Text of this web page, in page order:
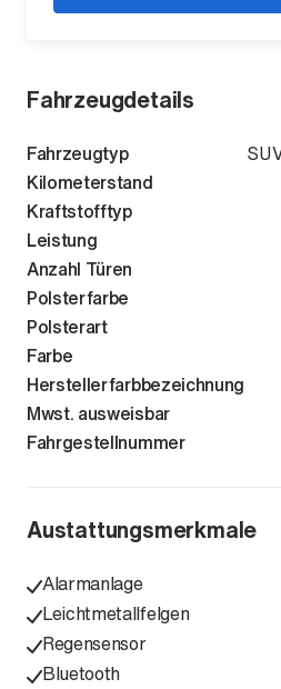
Fahrzeugdetails
Fahrzeugtyp
Kilometerstand
Kraftstofftyp
Leistung
Anzahl Türen
Polsterfarbe
Polsterart
Farbe
Herstellerfarbbezeichnung
Mwst. ausweisbar
Fahrgestellnummer
Austattungsmerkmale
Alarmanlage
Leichtmetallfelgen
Regensensor
Bluetooth